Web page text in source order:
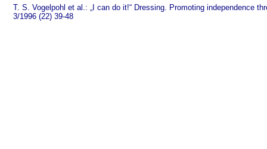
T. S. Vogelpohl et al.: „I can do it!“ Dressing. Promoting independence
3/1996 (22) 39-48